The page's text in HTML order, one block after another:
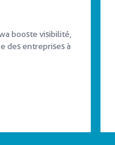
booste visibilité,
des entreprises à